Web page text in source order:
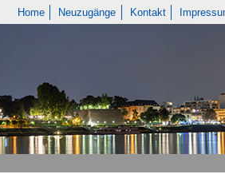
Home Neuzugänge Kontakt